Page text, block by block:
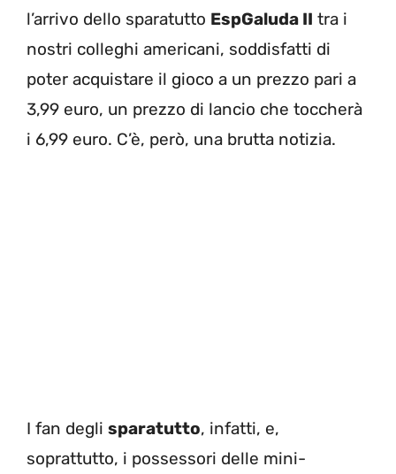
l’arrivo dello sparatutto EspGaluda II tra i
nostri colleghi americani, soddisfatti di
poter acquistare il gioco a un prezzo pari a
3,99 euro, un prezzo di lancio che toccherà
i 6,99 euro. C’è, però, una brutta notizia.
I fan degli sparatutto, infatti, e,
soprattutto, i possessori delle mini-